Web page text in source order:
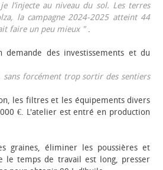
l’injecte au niveau du sol. Les terres
la campagne 2024-2025 atteint 44
faire un peu mieux ".
des investissements et du
sans forcément trop sortir des sentiers
les filtres et les équipements divers
€. L'atelier est entré en production
graines, éliminer les poussières et
le temps de travail est long, presser